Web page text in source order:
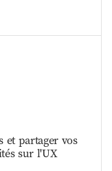
et partager vos
sur l'UX